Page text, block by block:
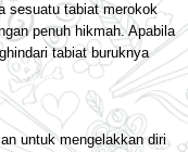
sesuatu tabiat merokok
penuh hikmah. Apabila
tabiat buruknya
untuk mengelakkan diri